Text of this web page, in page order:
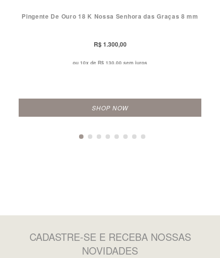
Pingente De Ouro 18 K Nossa Senhora das Graças 8 mm
R$ 1.300,00
ou 10x de R$ 130,00 sem juros
SHOP NOW
CADASTRE-SE E RECEBA NOSSAS
NOVIDADES